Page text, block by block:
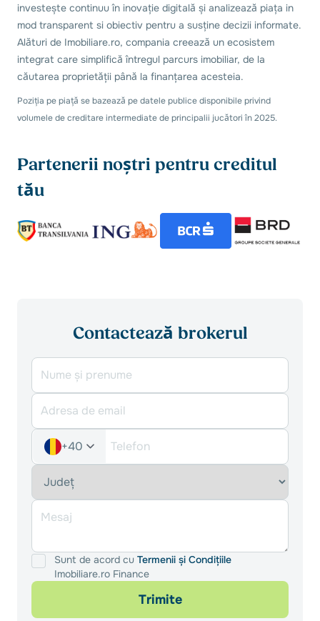
investește continuu în inovație digitală și analizează piața in
mod transparent si obiectiv pentru a susține decizii informate.
Alături de Imobiliare.ro, compania creează un ecosistem
integrat care simplifică întregul parcurs imobiliar, de la
căutarea proprietății până la finanțarea acesteia.
Poziția pe piață se bazează pe datele publice disponibile privind
volumele de creditare intermediate de principalii jucători în 2025.
Partenerii noștri pentru creditul
tău
Contactează brokerul
+40
Sunt de acord cu Termenii și Condițiile
Imobiliare.ro Finance
Trimite